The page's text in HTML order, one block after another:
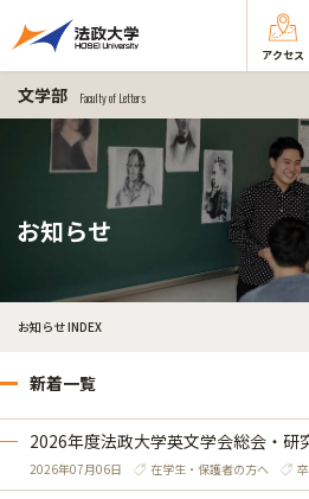
アクセス
文学部 Faculty of Letters
お知らせ
お知らせ INDEX
新着一覧
2026年度法政大学英文学会総会・研
2026年07月06日 在学生・保護者の方へ